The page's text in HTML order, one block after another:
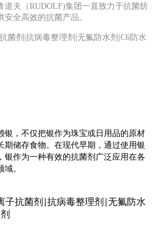
道夫（RUDOLF)集团一直致力于抗菌纺
全高效的抗菌产品。
银，不仅把银作为珠宝或日用品的原材
期储存食物。在现代早期，通过使用银
银作为一种有效的抗菌剂广泛应用在各
。